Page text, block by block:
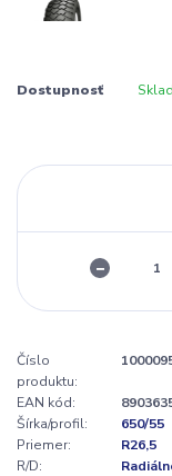
Dostupnosť
Číslo
produktu:
EAN kód:
Šírka/profil:
650/55
Priemer:
R26,5
R/D: